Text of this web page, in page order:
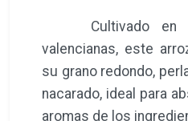
Cultivado en
valencianas, este
su grano redondo,
nacarado, ideal para
aromas de los